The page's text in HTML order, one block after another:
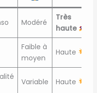
Modéré
Très
haute
Faible à
moyen
Haute
Variable Haute